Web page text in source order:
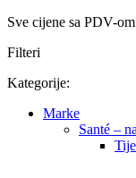
Sve cijene sa PDV-
Filteri
Kategorije:
Marke
Santé –